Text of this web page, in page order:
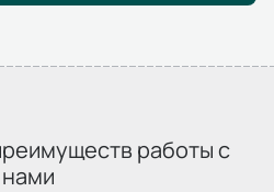
работы с
нами